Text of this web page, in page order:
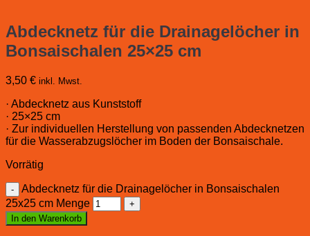
Abdecknetz für die Drainagelöcher in
Bonsaischalen 25×25 cm
3,50 € inkl. Mwst.
· Abdecknetz aus Kunststoff
· 25×25 cm
· Zur individuellen Herstellung von passenden Abdecknetzen
für die Wasserabzugslöcher im Boden der Bonsaischale.
Vorrätig
Abdecknetz für die Drainagelöcher in Bonsaischalen
25x25 cm Menge
In den Warenkorb